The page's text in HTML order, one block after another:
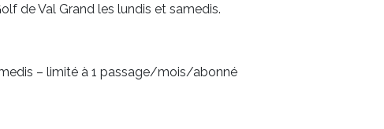
de Val Grand les lundis et samedis.
– limité à 1 passage/mois/abonné